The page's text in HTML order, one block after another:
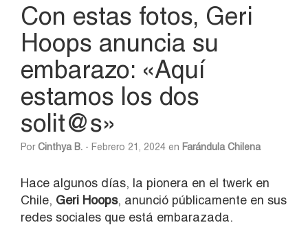
Con estas fotos, Geri
Hoops anuncia su
embarazo: «Aquí
estamos los dos
solit@s»
PorCinthya B. - Febrero 21, 2024 en Farándula Chilena
Hace algunos días, la pionera en el twerk en
Chile, Geri Hoops, anunció públicamente en sus
redes sociales que está embarazada.